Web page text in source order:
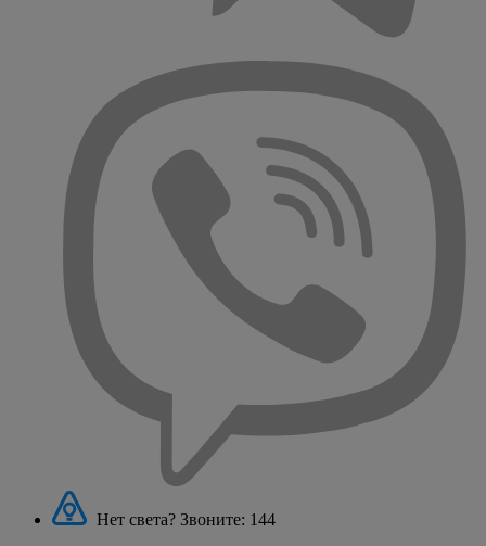
Нет света? Звоните: 144